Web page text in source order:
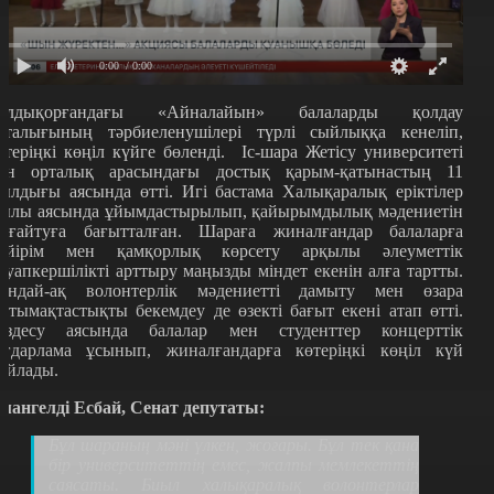
0:00 / 0:00
«Айналайын» балаларды қолдау
тәрбиеленушілері түрлі сыйлыққа кенеліп,
көңіл күйге бөленді. Іс-шара Жетісу университеті
орталық арасындағы достық қарым-қатынастың 11
аясында өтті. Игі бастама Халықаралық еріктілер
аясында ұйымдастырылып, қайырымдылық мәдениетін
бағытталған. Шараға жиналғандар балаларға
мен қамқорлық көрсету арқылы әлеуметтік
арттыру маңызды міндет екенін алға тартты.
ақ волонтерлік мәдениетті дамыту мен өзара
бекемдеу де өзекті бағыт екені атап өтті.
аясында балалар мен студенттер концерттік
ұсынып, жиналғандарға көтеріңкі көңіл күй
мангелді Есбай, Сенат депутаты: